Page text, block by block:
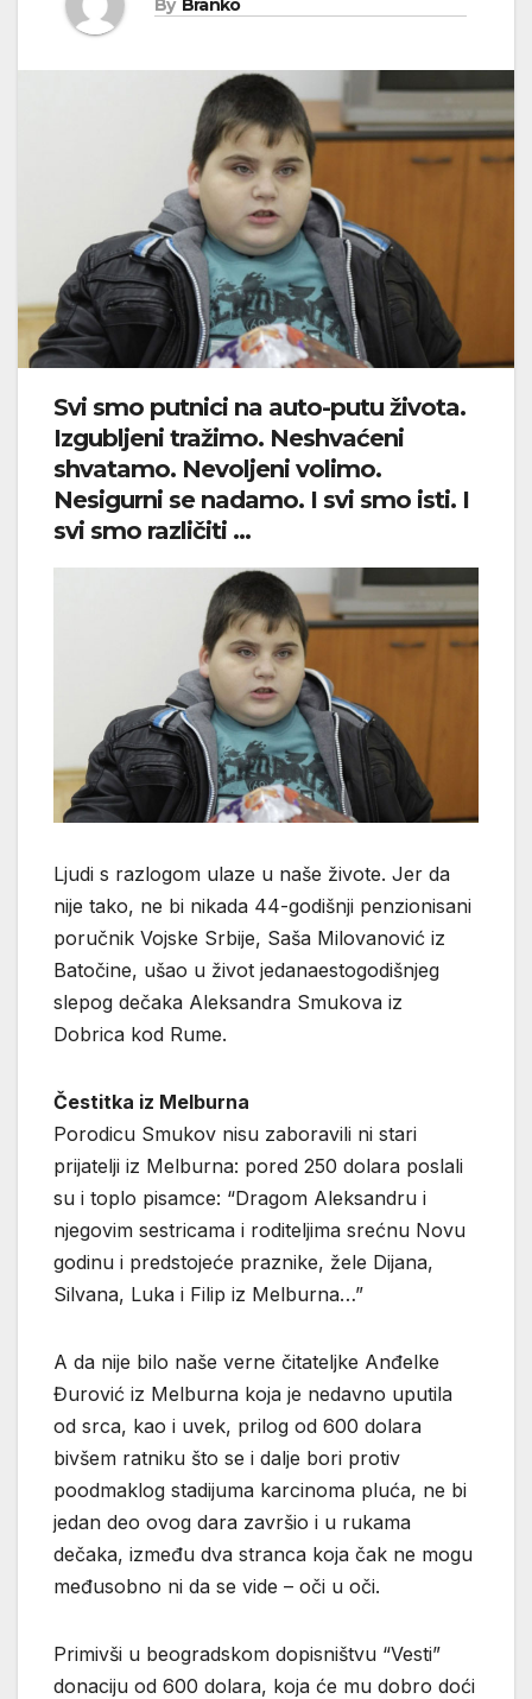
By Branko
Svi smo putnici na auto-putu života.
Izgubljeni tražimo. Neshvaćeni
shvatamo. Nevoljeni volimo.
Nesigurni se nadamo. I svi smo isti. I
svi smo različiti …
Ljudi s razlogom ulaze u naše živote. Jer da
nije tako, ne bi nikada 44-godišnji penzionisani
poručnik Vojske Srbije, Saša Milovanović iz
Batočine, ušao u život jedanaestogodišnjeg
slepog dečaka Aleksandra Smukova iz
Dobrica kod Rume.
Čestitka iz Melburna
Porodicu Smukov nisu zaboravili ni stari
prijatelji iz Melburna: pored 250 dolara poslali
su i toplo pisamce: “Dragom Aleksandru i
njegovim sestricama i roditeljima srećnu Novu
godinu i predstojeće praznike, žele Dijana,
Silvana, Luka i Filip iz Melburna…”
A da nije bilo naše verne čitateljke Anđelke
Đurović iz Melburna koja je nedavno uputila
od srca, kao i uvek, prilog od 600 dolara
bivšem ratniku što se i dalje bori protiv
poodmaklog stadijuma karcinoma pluća, ne bi
jedan deo ovog dara završio i u rukama
dečaka, između dva stranca koja čak ne mogu
međusobno ni da se vide – oči u oči.
Primivši u beogradskom dopisništvu “Vesti”
donaciju od 600 dolara, koja će mu dobro doći